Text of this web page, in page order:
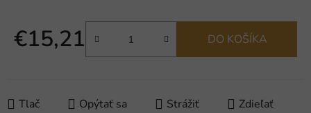
€15,21
Jednotková cena:
DO KOŠÍKA
Tlač Opýtať sa Strážiť Zdieľať